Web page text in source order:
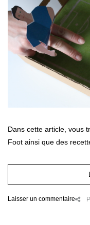
Dans cette article, vous
Foot ainsi que des
Laisser un commentaire